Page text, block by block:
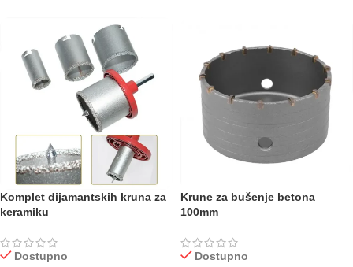
Komplet dijamantskih kruna za
keramiku
Dostupno
Krune za bušenje betona
100mm
Dostupno